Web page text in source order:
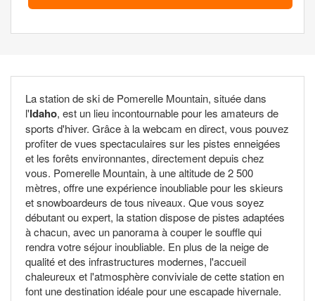
La station de ski de Pomerelle Mountain, située dans
l'Idaho, est un lieu incontournable pour les amateurs de
sports d'hiver. Grâce à la webcam en direct, vous pouvez
profiter de vues spectaculaires sur les pistes enneigées
et les forêts environnantes, directement depuis chez
vous. Pomerelle Mountain, à une altitude de 2 500
mètres, offre une expérience inoubliable pour les skieurs
et snowboardeurs de tous niveaux. Que vous soyez
débutant ou expert, la station dispose de pistes adaptées
à chacun, avec un panorama à couper le souffle qui
rendra votre séjour inoubliable. En plus de la neige de
qualité et des infrastructures modernes, l'accueil
chaleureux et l'atmosphère conviviale de cette station en
font une destination idéale pour une escapade hivernale.